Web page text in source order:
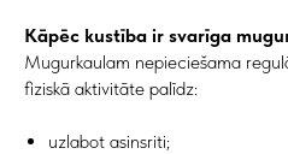
Kāpēc kustība ir svarīga
Mugurkaulam nepieciešama
fiziskā aktivitāte palīdz:
uzlabot asinsriti;